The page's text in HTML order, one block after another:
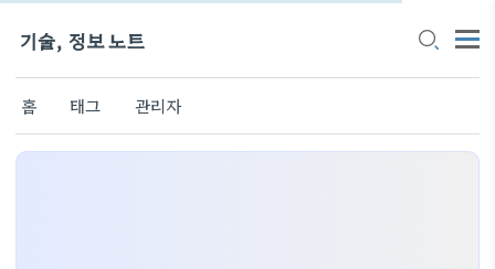
기술, 정보 노트
홈 태그 관리자